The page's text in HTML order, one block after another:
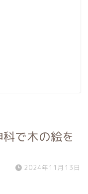
で木の絵を
2024年11月13日